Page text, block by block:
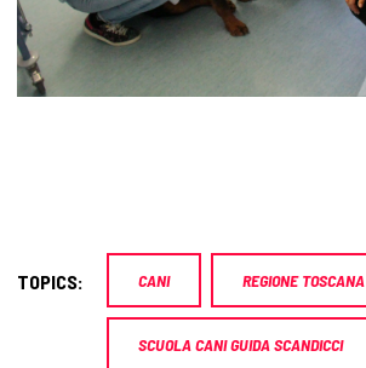
TOPICS: CANI REGIONE TOSCANA
SCUOLA CANI GUIDA SCANDICCI